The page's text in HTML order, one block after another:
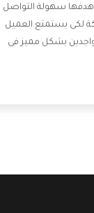
هدفها سهولة التواصل
لكى يستمتع العميل
بشكل مميز فى
التى تنفرد الشركة بها